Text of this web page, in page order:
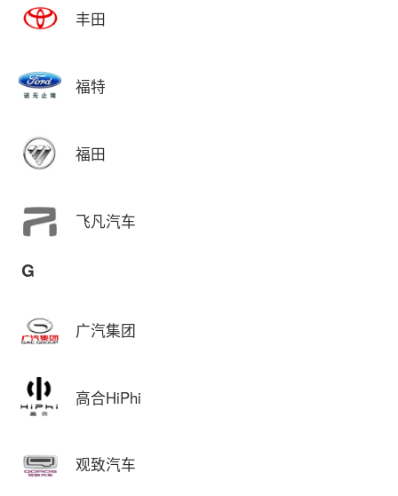
丰田
福特
福田
飞凡汽车
G
广汽集团
高合HiPhi
观致汽车